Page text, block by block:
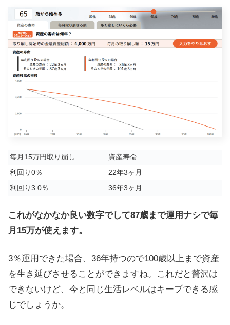
毎月15万円取り崩し
資産寿命
利回り0％
22年3ヶ月
利回り3.0％
36年3ヶ月
これがなかなか良い数字でして87歳まで運用ナシで毎
月15万が使えます。
3％運用できた場合、36年持つので100歳以上まで資産
を生き延びさせることができますね。これだと贅沢は
できないけど、今と同じ生活レベルはキープできる感
じでしょうか。